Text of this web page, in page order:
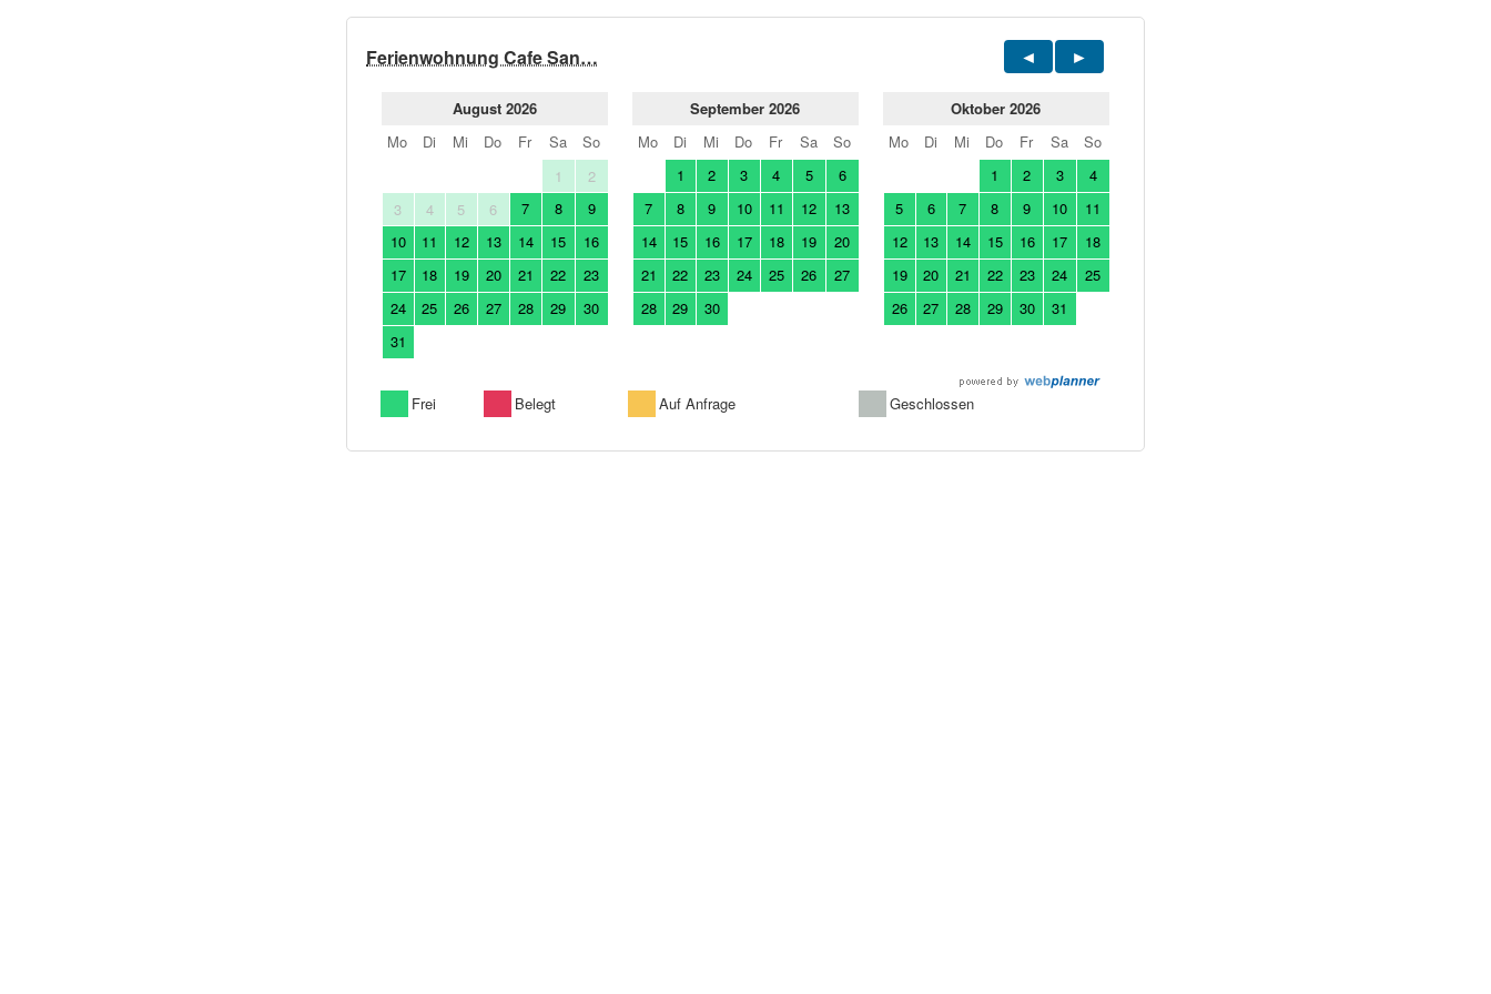
Ferienwohnung Cafe San…
August 2026
Mo
Di Mi Do Fr Sa
So
1
2
3
4 5 6 7 8
9
10
11 12 13 14 15
16
17
18 19 20 21 22
23
24
25 26 27 28 29
30
31
September 2026
Mo
Di Mi Do Fr Sa
So
1
2 3 4 5
6
7
8 9 10 11 12
13
14
15 16 17 18 19
20
21
22 23 24 25 26
27
28
29 30
Oktober 2026
Mo
Di Mi Do Fr Sa
So
1
2 3
4
5
6 7 8 9 10
11
12
13 14 15 16 17
18
19
20 21 22 23 24
25
26
27 28 29 30 31
Frei Belegt Auf Anfrage Geschlossen